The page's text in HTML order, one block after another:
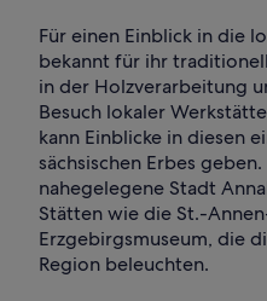
Für einen Einblick in die
bekannt für ihr
in der Holzverarbeitung
Besuch lokaler
kann Einblicke in diesen
sächsischen Erbes
nahegelegene Stadt
Stätten wie die St.-
Erzgebirgsmuseum, die
Region beleuchten.